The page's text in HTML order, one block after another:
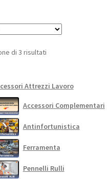
pagina
di 3 risultatiPopolarità
Attrezzi Lavoro
Accessori Complementari
Antinfortunistica
Ferramenta
Pennelli Rulli